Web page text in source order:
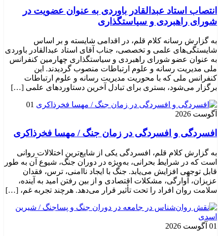
انتصاب استاد عبدالقادر باوردی به عنوان عضویت در
شورای راهبردی و سیاستگذاری
به گزارش رسانه کلام قلم، در اقدامی شایسته و بر اساس
شایستگی‌های علمی و تخصصی، جناب آقای استاد عبدالقادر باوردی
به عنوان عضو شورای راهبردی و سیاستگذاری چهارمین کنفرانس
ملی مدیریت رسانه و علوم ارتباطات منصوب گردیدند. این
کنفرانس ملی که با محوریت مدیریت رسانه و علوم ارتباطات
برگزار می‌شود، بستری برای تبادل آخرین دستاوردهای علمی […]
01
آگوست 2026
افسردگی و افسردگی در زمان جنگ / مهسا فخرذاکری
به گزارش کلام قلم، افسردگی یکی از شایع‌ترین اختلالات روانی
است که در شرایط بحرانی، به‌ویژه در دوران جنگ، شیوع آن به طور
قابل توجهی افزایش می‌یابد. جنگ با ایجاد ناامنی، ترس، فقدان
عزیزان، آوارگی، مشکلات اقتصادی و از بین رفتن امید به آینده،
سلامت روان افراد را تحت تأثیر قرار می‌دهد. هرچند تجربه غم، […]
01 آگوست 2026